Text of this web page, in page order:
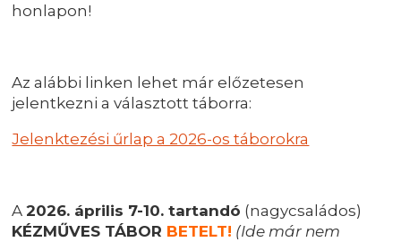
honlapon!
Az alábbi linken lehet már előzetesen
jelentkezni a választott táborra:
Jelenktezési űrlap a 2026-os táborokra
A2026. április 7-10. tartandó (nagycsaládos)
KÉZMŰVES TÁBOR BETELT! (Ide már nem